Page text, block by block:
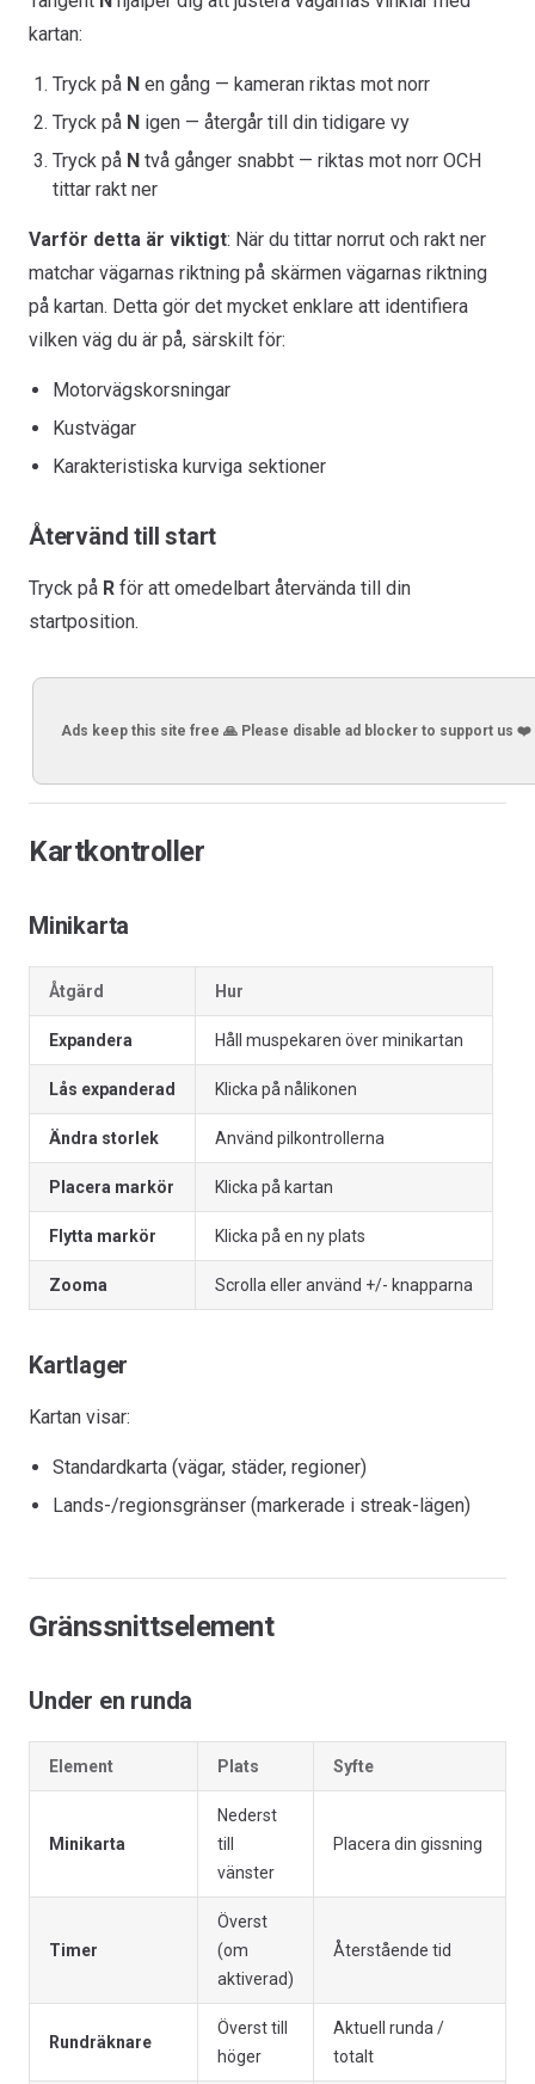
kartan:
Tryck på N en gång — kameran riktas mot norr
Tryck på N igen — återgår till din tidigare vy
Tryck på N två gånger snabbt — riktas mot norr OCH
tittar rakt ner
Varför detta är viktigt: När du tittar norrut och rakt ner
matchar vägarnas riktning på skärmen vägarnas riktning
på kartan. Detta gör det mycket enklare att identifiera
vilken väg du är på, särskilt för:
Motorvägskorsningar
Kustvägar
Karakteristiska kurviga sektioner
Återvänd till start
Tryck på R för att omedelbart återvända till din
startposition.
Ads keep this site free 🙏 Please disable ad blocker to support us ❤️
Kartkontroller
Minikarta
Åtgärd Hur
Expandera Håll muspekaren över minikartan
Lås expanderad Klicka på nålikonen
Ändra storlek Använd pilkontrollerna
Placera markör Klicka på kartan
Flytta markör Klicka på en ny plats
Zooma Scrolla eller använd +/- knapparna
Kartlager
Kartan visar:
Standardkarta (vägar, städer, regioner)
Lands-/regionsgränser (markerade i streak-lägen)
Gränssnittselement
Under en runda
Element Plats Syfte
Minikarta
Nederst
till
vänster
Placera din gissning
Timer
Överst
(om
aktiverad)
Återstående tid
Rundräknare
Överst till
höger
Aktuell runda /
totalt